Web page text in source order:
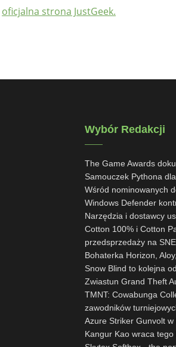
oficjalna strona JustGeek.
Wybór Redakcji
The Game Awards
Samouczek Pythona
Wśród nominowanych
Windows Defender
Narzędzia i dostawcy
Cotton 100% i Cotton
przedsprzedaży na
Bohaterka Horizon,
Snow Blind to kolejna
Zwiastun Grand Theft
TMNT: Cowabunga
zawodników
Azure Striker Gunvolt w
Kangur Kao wraca